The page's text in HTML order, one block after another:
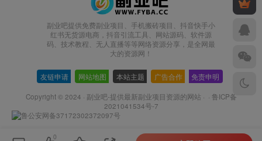
副业吧提供免费副业项目、手机搬砖项目、抖音快手小
红书无货源电商，抖音引流工具、网站源码、软件源
码、技术教程、无人直播等等网络资源分享，是全网最
大的资源网！
友链申请 网站地图 本站主题 广告合作 免责申明
Copyright © 2024 · 副业吧-提供最新副业项目资源的网站 · · 鲁ICP备
2021041534号-7
鲁公安网备37172302372097号
0